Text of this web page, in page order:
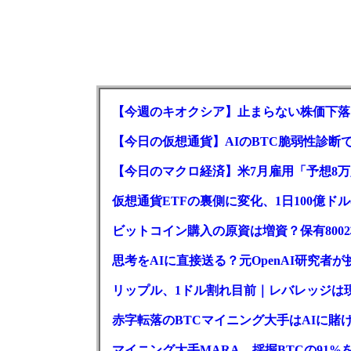
【今週のキオクシア】止まらない株価下
【今日の仮想通貨】AIのBTC脆弱性診断
【今日のマクロ経済】米7月雇用「予想8
仮想通貨ETFの裏側に変化、1日100億ド
ビットコイン購入の原資は増資？保有
思考をAIに直接送る？元OpenAI研究者が
リップル、1ドル割れ目前｜レバレッジは
赤字転落のBTCマイニング大手はAIに賭